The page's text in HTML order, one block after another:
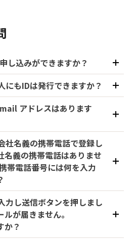
し込みができますか？
にもIDは発行できますか？
アドレスはあります
社名義の携帯電話で登録し
名義の携帯電話はありませ
帯電話番号には何を入力
力し送信ボタンを押しまし
が届きません。
か？